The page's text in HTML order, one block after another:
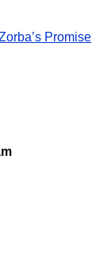
Promise